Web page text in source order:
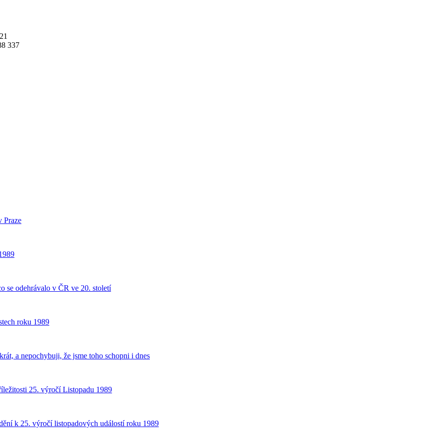
337
Praze
se odehrávalo v ČR ve 20. století
roku 1989
a nepochybuji, že jsme toho schopni i dnes
25. výročí Listopadu 1989
k 25. výročí listopadových událostí roku 1989